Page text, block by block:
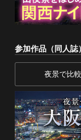
参加作品（同人誌
夜景で比